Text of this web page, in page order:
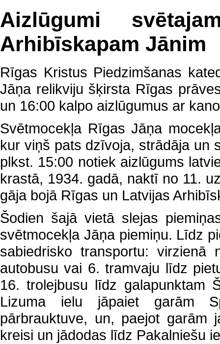
Aizlūgumi
Arhibīskapam Jānim
Rīgas Kristus Piedzimšanas
Jāņa relikviju šķirsta Rīgas
un 16:00 kalpo aizlūgumus ar
Svētmocekļa Rīgas Jāņa
kur viņš pats dzīvoja, strādāja un
plkst. 15:00 notiek aizlūgums
krastā, 1934. gadā, naktī no 11.
gāja bojā Rīgas un Latvijas
Šodien šajā vietā slejas
svētmocekļa Jāņa piemiņu. Līdz
sabiedrisko transportu:
autobusu vai 6. tramvaju līdz
16. trolejbusu līdz galapunktam
Lizuma ielu jāpaiet garām
pārbrauktuve, un, paejot garām
kreisi un jādodas līdz Pakalniešu